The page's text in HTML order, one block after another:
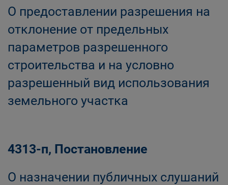
О предоставлении разрешения на
отклонение от предельных
параметров разрешенного
строительства и на условно
разрешенный вид использования
земельного участка
4313-п, Постановление
О назначении публичных слушаний